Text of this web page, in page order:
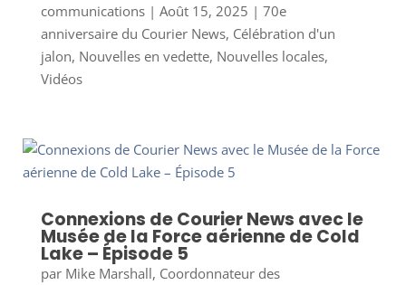
communications| Août 15, 2025 | 70e
anniversaire du Courier News, Célébration d'un
jalon, Nouvelles en vedette, Nouvelles locales,
Vidéos
Connexions de Courier News avec le
Musée de la Force aérienne de Cold
Lake – Épisode 5
par Mike Marshall, Coordonnateur des